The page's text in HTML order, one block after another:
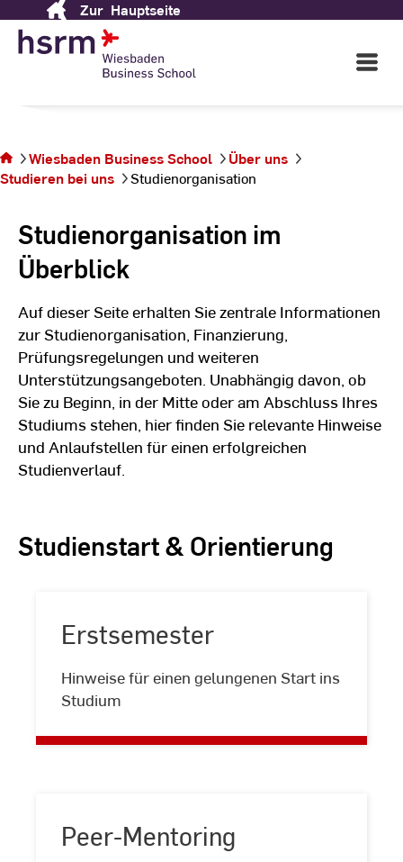
Content
Zur Hauptseite
Open
Main
Studienorganisation
Sie befinden sich
auf der Seite
Studienorganisation
Wiesbaden Business School
Über uns
Studieren bei uns
Studienorganisation
Studienorganisation im
Überblick
Auf dieser Seite erhalten Sie zentrale Informationen
zur Studienorganisation, Finanzierung,
Prüfungsregelungen und weiteren
Unterstützungsangeboten. Unabhängig davon, ob
Sie zu Beginn, in der Mitte oder am Abschluss Ihres
Studiums stehen, hier finden Sie relevante Hinweise
und Anlaufstellen für einen erfolgreichen
Studienverlauf.
Studienstart & Orientierung
Erstsemester
Hinweise für einen gelungenen Start ins
Studium
Erstsemester
Peer-Mentoring